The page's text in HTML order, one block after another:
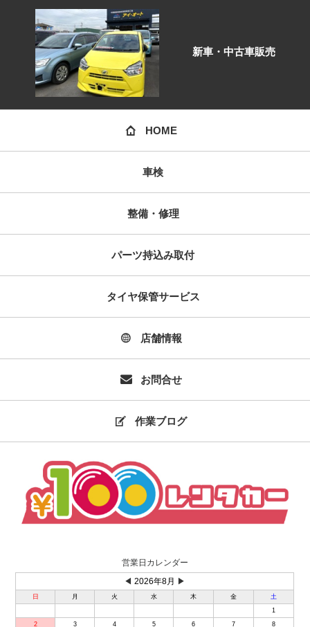
新車・中古車販売
HOME
車検
整備・修理
パーツ持込み取付
タイヤ保管サービス
店舗情報
お問合せ
作業ブログ
営業日カレンダー
◀ 2026年8月 ▶
日 月 火 水 木 金
土
1
2
3 4 5 6 7 8